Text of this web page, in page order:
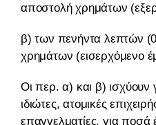
αποστολή χρημάτων
β) των πενήντα λεπτών
χρημάτων (εισερχόμενο
Οι περ. α) και β)
ιδιώτες, ατομικές
επαγγελματίες, για ποσά